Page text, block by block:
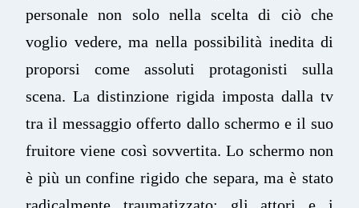
personale non solo nella scelta di ciò che
voglio vedere, ma nella possibilità inedita di
proporsi come assoluti protagonisti sulla
scena. La distinzione rigida imposta dalla tv
tra il messaggio offerto dallo schermo e il suo
fruitore viene così sovvertita. Lo schermo non
è più un confine rigido che separa, ma è stato